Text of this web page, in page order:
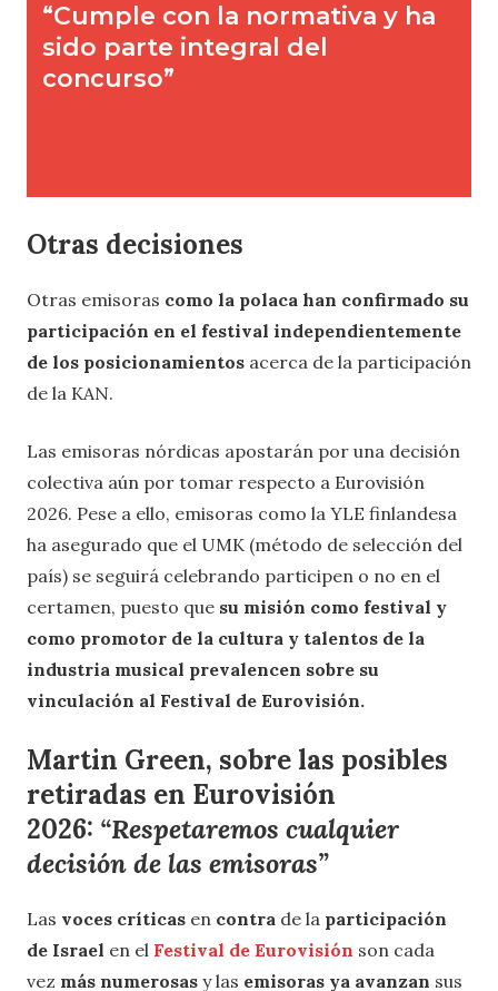
Otras decisiones
Otras emisoras como la polaca han confirmado su
participación en el festival independientemente
de los posicionamientos acerca de la participación
de la KAN.
Las emisoras nórdicas apostarán por una decisión
colectiva aún por tomar respecto a Eurovisión
2026. Pese a ello, emisoras como la YLE finlandesa
ha asegurado que el UMK (método de selección del
país) se seguirá celebrando participen o no en el
certamen, puesto que su misión como festival y
como promotor de la cultura y talentos de la
industria musical prevalencen sobre su
vinculación al Festival de Eurovisión.
Martin Green, sobre las posibles
retiradas en Eurovisión
2026: “Respetaremos cualquier
decisión de las emisoras”
Las voces críticas en contra de la participación
de Israel en el Festival de Eurovisión son cada
vez más numerosas y las emisoras ya avanzan sus